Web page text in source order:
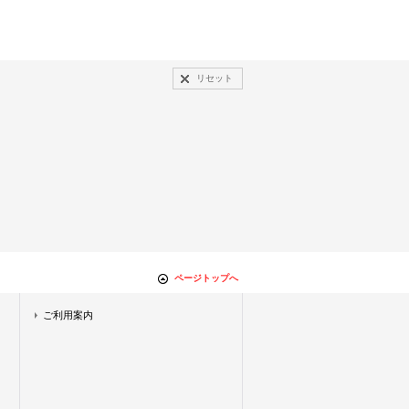
リセット
ページトップへ
ご利用案内